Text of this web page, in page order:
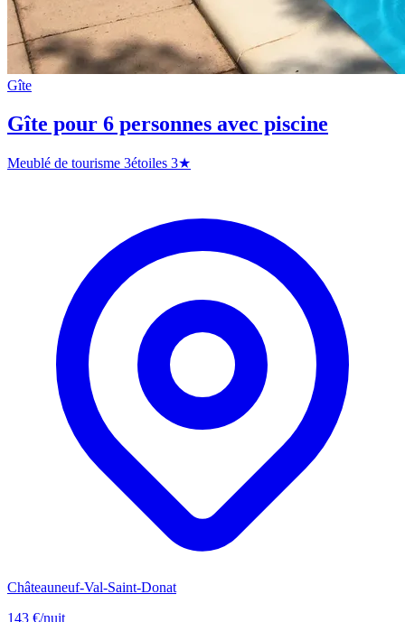
Gîte
Gîte pour 6 personnes avec piscine
Meublé de tourisme 3étoiles 3★
Châteauneuf-Val-Saint-Donat
143 €/nuit